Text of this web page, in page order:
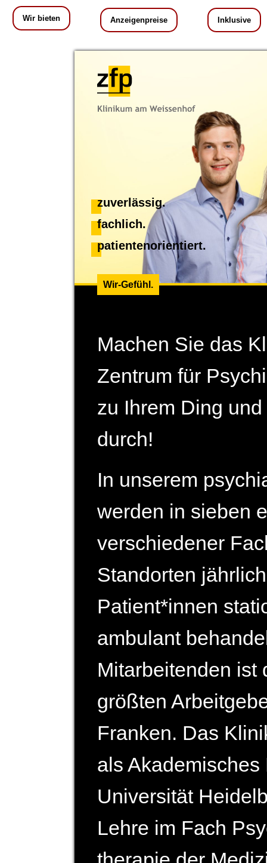
Wir bieten Anzeigenpreise Inklusive
zuverlässig.
fachlich.
patientenorientiert.
Wir-Gefühl.
Machen Sie das
Zentrum für
zu Ihrem Ding
durch!
In unserem
werden in sieben
verschiedener
Standorten
Patient*innen
ambulant
Mitarbeitenden ist
größten
Franken. Das
als
Universität
Lehre im Fach